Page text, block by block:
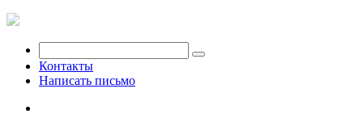
Контакты
Написать письмо